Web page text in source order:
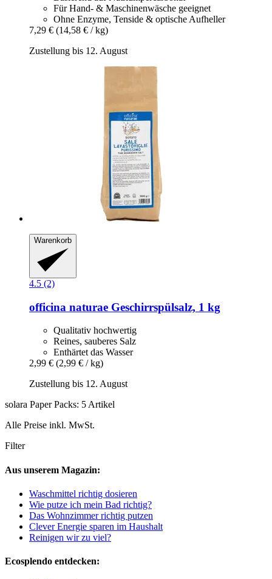
Für Hand- & Maschinenwäsche geeignet
Ohne Enzyme, Tenside & optische Aufheller
7,29 € (14,58 € / kg)
Zustellung bis 12. August
Warenkorb
4.5 (2)
officina naturae Geschirrspülsalz, 1 kg
Qualitativ hochwertig
Reines, sauberes Salz
Enthärtet das Wasser
2,99 € (2,99 € / kg)
Zustellung bis 12. August
solara Paper Packs: 5 Artikel
Alle Preise inkl. MwSt.
Filter
Aus unserem Magazin:
Waschmittel richtig dosieren
Wie putze ich mein Bad richtig?
Das Wohnzimmer richtig putzen
Clever Energie sparen im Haushalt
Reinigen wir zu viel?
Ecosplendo entdecken: